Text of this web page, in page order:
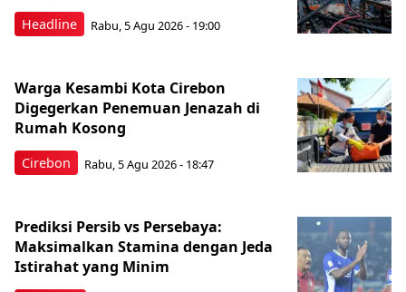
Headline Rabu, 5 Agu 2026 - 19:00
Cirebon
Warga Kesambi Kota Cirebon
Digegerkan Penemuan Jenazah di
Rumah Kosong
Rabu, 5 Agu 2026 - 18:47
Prediksi Persib vs Persebaya:
Maksimalkan Stamina dengan Jeda
Istirahat yang Minim